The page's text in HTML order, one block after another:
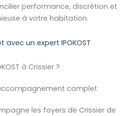
performance, discrétion et
à votre habitation.
avec un expert IPOKOST
à Crissier ?
complet
les foyers de Crissier de